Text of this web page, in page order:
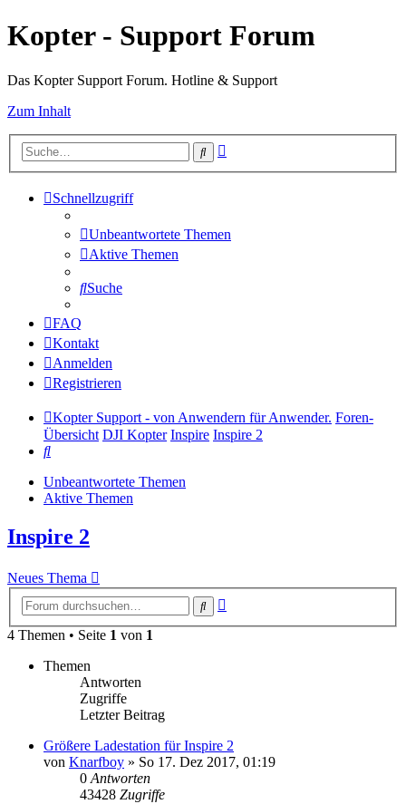
Kopter - Support Forum
Das Kopter Support Forum. Hotline & Support
Zum Inhalt
Suche
Schnellzugriff
Unbeantwortete Themen
Aktive Themen
Suche
FAQ
Kontakt
Anmelden
Registrieren
Kopter Support - von Anwendern für Anwender. Foren-
Übersicht DJI Kopter Inspire Inspire 2
Suche
Unbeantwortete Themen
Aktive Themen
Inspire 2
Neues Thema
Suche
4 Themen • Seite 1 von 1
Themen
Antworten
Zugriffe
Letzter Beitrag
Größere Ladestation für Inspire 2
von Knarfboy » So 17. Dez 2017, 01:19
0 Antworten
43428 Zugriffe